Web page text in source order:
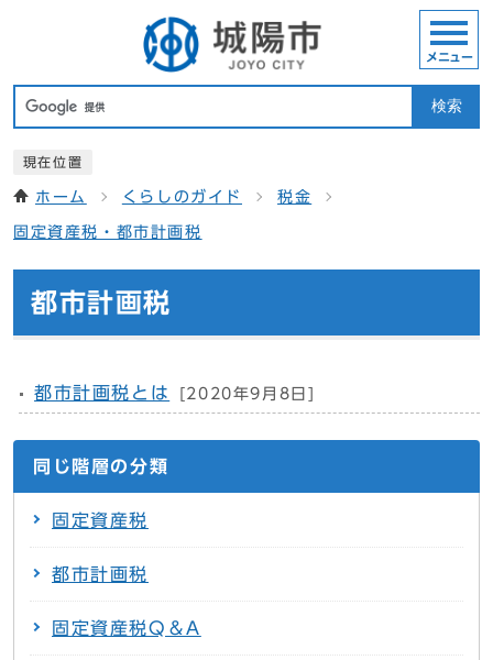
検索
メニュー
現在位置
ホーム くらしのガイド 税金
固定資産税・都市計画税
都市計画税
都市計画税とは [2020年9月8日]
同じ階層の分類
固定資産税
都市計画税
固定資産税Q＆A